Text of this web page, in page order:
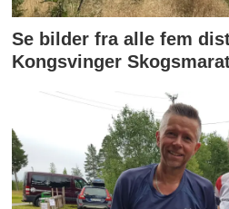
Se bilder fra alle fem
Kongsvinger